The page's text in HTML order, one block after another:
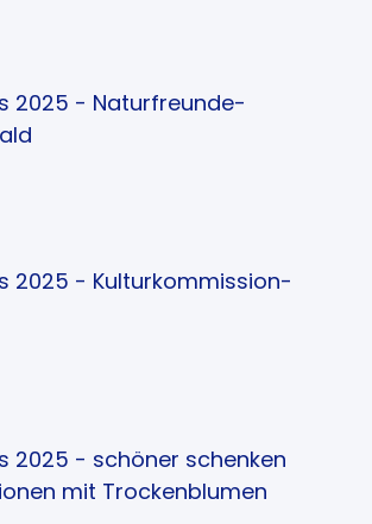
2025 - Naturfreunde-
2025 - Kulturkommission-
2025 - schöner schenken
mit Trockenblumen